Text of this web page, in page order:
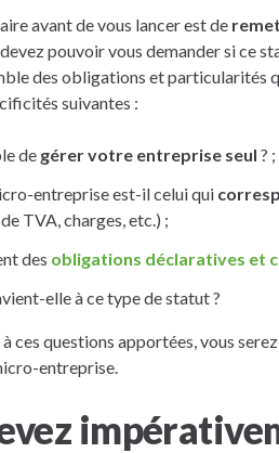
avant de vous lancer est de
pouvoir vous demander si ce
des obligations et particularités
suivantes :
de gérer votre entreprise seul ? ;
entreprise est-il celui qui
TVA, charges, etc.) ;
des obligations déclaratives et
elle à ce type de statut ?
ces questions apportées, vous
entreprise.